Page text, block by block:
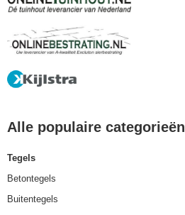
Alle populaire categorieën
Tegels
Betontegels
Buitentegels